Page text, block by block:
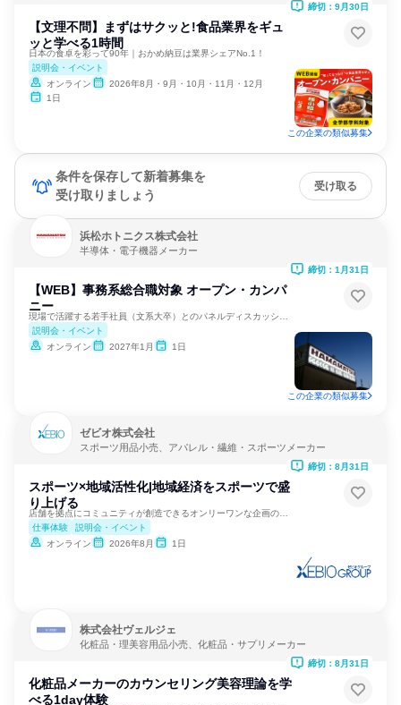
【文理不問】まずはサクッと!食品業界をギュ
ッと学べる1時間
日本の食卓を彩って90年｜おかめ納豆は業界シェアNo.1！
説明会・イベント
オンライン
2026年8月・9月・10月・11月・12月
1日
締切：9月30日
この企業の類似募集
条件を保存して新着募集を
受け取りましょう
受け取る
浜松ホトニクス株式会社
半導体・電子機器メーカー
【WEB】事務系総合職対象 オープン・カンパ
ニー
説明会・イベント
オンライン
2027年1月 1日
締切：1月31日
この企業の類似募集
ゼビオ株式会社
スポーツ用品小売、アパレル・繊維・スポーツメーカー
スポーツ×地域活性化|地域経済をスポーツで盛
り上げる
仕事体験
説明会・イベント
オンライン
2026年8月 1日
締切：8月31日
株式会社ヴェルジェ
化粧品・理美容用品小売、化粧品・サプリメーカー
化粧品メーカーのカウンセリング美容理論を学
べる1day体験
締切：8月31日